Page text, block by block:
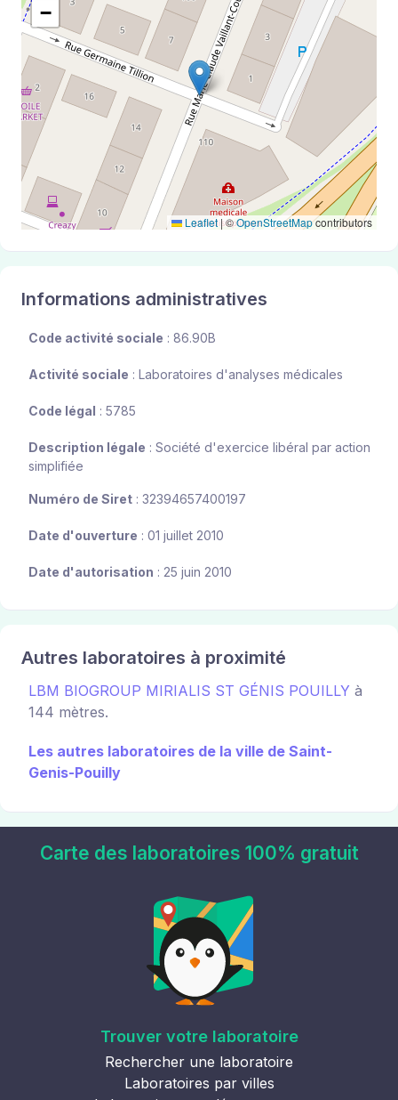
−
Leaflet |©OpenStreetMapcontributors
Informations administratives
Code activité sociale : 86.90B
Activité sociale : Laboratoires d'analyses médicales
Code légal : 5785
Description légale : Société d'exercice libéral par action
simplifiée
Numéro de Siret : 32394657400197
Date d'ouverture : 01 juillet 2010
Date d'autorisation : 25 juin 2010
Autres laboratoires à proximité
LBM BIOGROUP MIRIALIS ST GÉNIS POUILLY à
144 mètres.
Les autres laboratoires de la ville de Saint-
Genis-Pouilly
Carte des laboratoires 100% gratuit
Trouver votre laboratoire
Rechercher une laboratoire
Laboratoires par villes